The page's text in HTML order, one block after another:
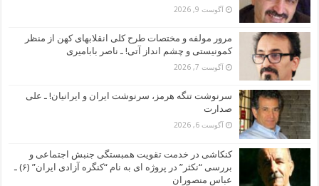
آگوست 9, 2026
مرور مولفه و مختصات طرح کلی انقلابهای کهن از منظر
کمونیستی و چشم انداز آتی! ـ ناصر بابامیری
آگوست 7, 2026
سرنوشت تنگه هرمز، سرنوشت ایران و ایرانیان! ـ علی
صدارت
آگوست 6, 2026
کنکاشی در خدمت تقویت همبستگی جنبش اجتماعی و
بررسی “نکثر” در پروژه ای به نام “کنگره آزادی ایران” (۶) ـ
عباس منصوران